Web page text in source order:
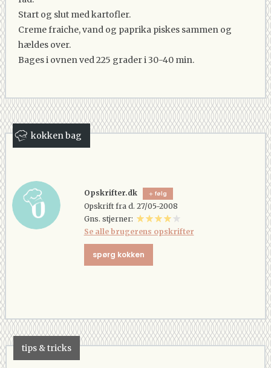
Start og slut med kartofler.
Creme fraiche, vand og paprika piskes sammen og
hældes over.
Bages i ovnen ved 225 grader i 30-40 min.
kokken bag
Opskrifter.dk følg
Opskrift fra d. 27/05-2008
Gns. stjerner:
Se alle brugerens opskrifter
spørg kokken
tips & tricks